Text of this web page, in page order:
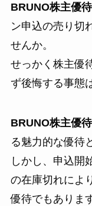
BRUNO株主優
ン申込の売り切
せんか。
せっかく株主優
ず後悔する事態
BRUNO株主優待
る魅力的な優待
しかし、申込開
の在庫切れによ
優待でもありま